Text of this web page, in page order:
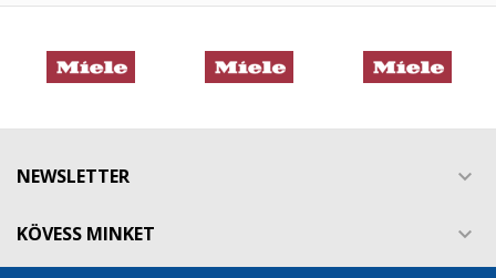
NEWSLETTER 
KÖVESS MINKET 